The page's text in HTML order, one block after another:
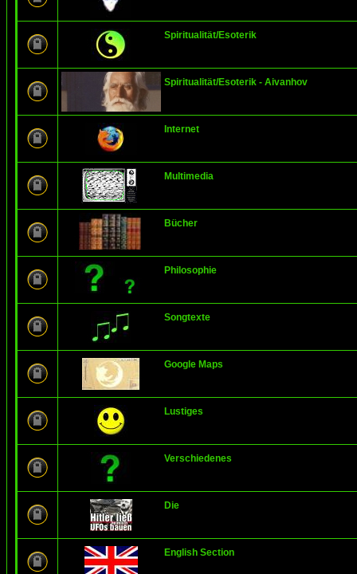
Spiritualität/Esoterik
Spiritualität/Esoterik - Aivanhov
Internet
Multimedia
Bücher
Philosophie
Songtexte
Google Maps
Lustiges
Verschiedenes
Die
English Section